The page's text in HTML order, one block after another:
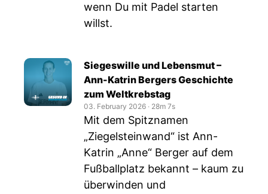
wenn Du mit Padel starten
willst.
Siegeswille und Lebensmut –
Ann-Katrin Bergers Geschichte
zum Weltkrebstag
03. February 2026 ‧ 28m 7s
Mit dem Spitznamen
„Ziegelsteinwand“ ist Ann-
Katrin „Anne“ Berger auf dem
Fußballplatz bekannt – kaum zu
überwinden und